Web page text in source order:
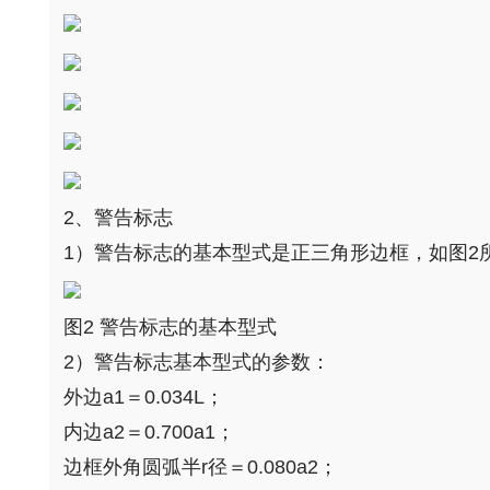
2、警告标志
1）警告标志的基本型式是正三角形边框，如图2
图2 警告标志的基本型式
2）警告标志基本型式的参数：
外边a1＝0.034L；
内边a2＝0.700a1；
边框外角圆弧半r径＝0.080a2；